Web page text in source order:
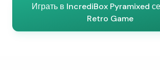
Играть в IncrediBox Pyramixed
Retro Game